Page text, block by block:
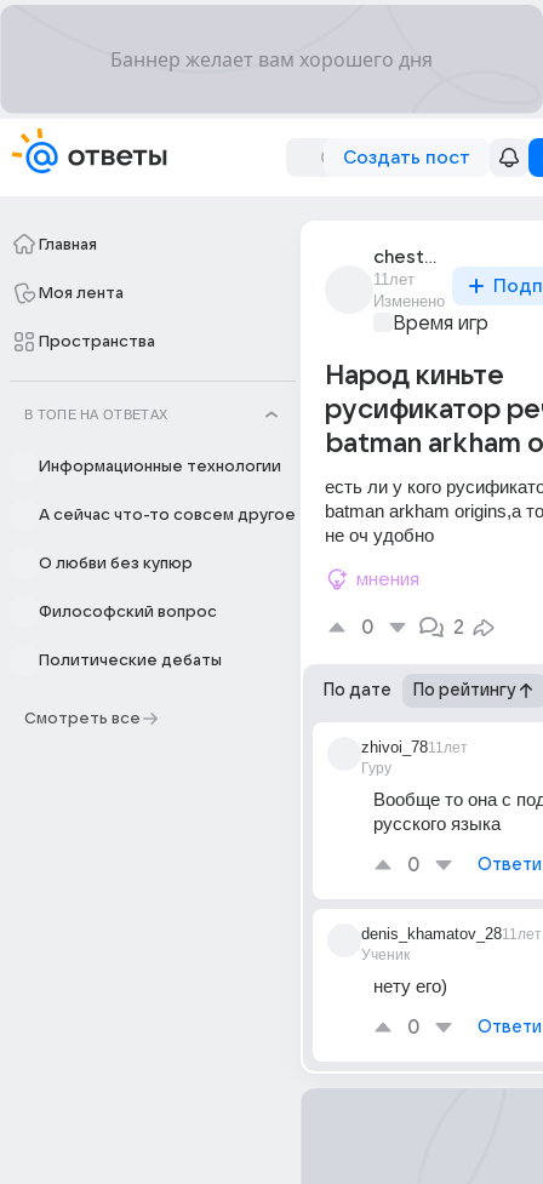
Создать пост
Главная
Моя лента
Пространства
В ТОПЕ НА ОТВЕТАХ
Информационные технологии
А сейчас что-то совсем другое
О любви без купюр
Философский вопрос
Политические дебаты
Смотреть все
chester_724
11лет
Изменено
Время игр
Народ киньте
русификатор
batman arkham
есть ли у кого
batman arkham origins,а
не оч удобно
мнения
0 2
По дате По рейтингу
zhivoi_78
Гуру
11лет
Вообще то она с
русского языка
0
denis_khamatov_28
Ученик
11лет
нету его)
0